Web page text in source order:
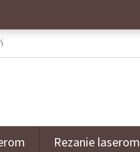
ÚDAJOV
Rezanie laserom